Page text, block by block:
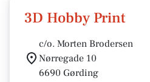
3D Hobby Print
c/o. Morten Brodersen
Nørregade 10
6690 Gørding